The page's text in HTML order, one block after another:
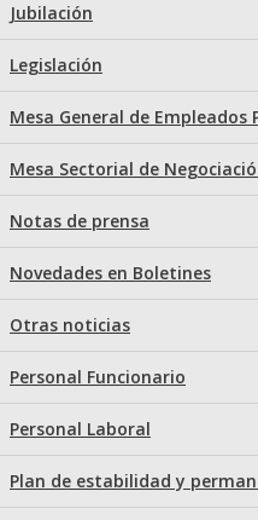
Jubilación
Legislación
Mesa General de Empleados
Mesa Sectorial de
Notas de prensa
Novedades en Boletines
Otras noticias
Personal Funcionario
Personal Laboral
Plan de estabilidad y